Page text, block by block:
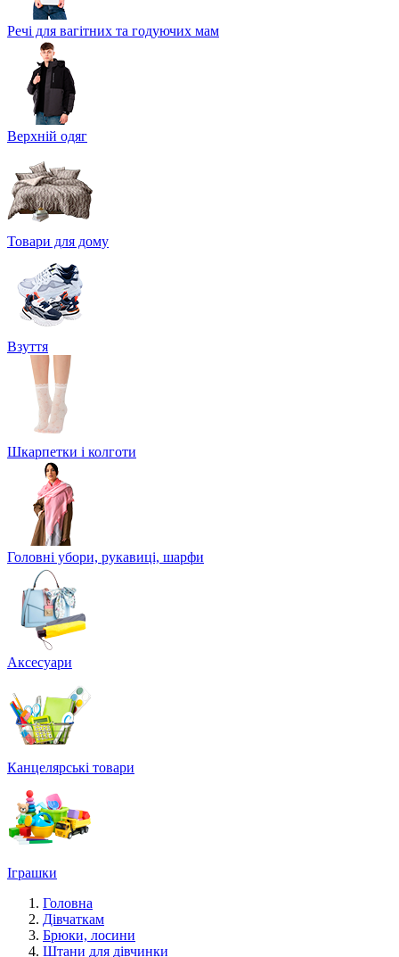
Речі для вагітних та годуючих мам
Верхній одяг
Товари для дому
Взуття
Шкарпетки і колготи
Головні убори, рукавиці, шарфи
Аксесуари
Канцелярські товари
Іграшки
Головна
Дівчаткам
Брюки, лосини
Штани для дівчинки